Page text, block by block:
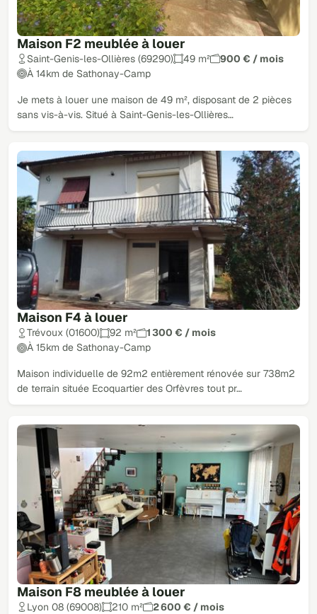
Maison F2 meublée à louer
Saint-Genis-les-Ollières (69290) 49 m²
900 € / mois
À 14km de Sathonay-Camp
Je mets à louer une maison de 49 m², disposant de 2 pièces
sans vis-à-vis. Situé à Saint-Genis-les-Ollières…
Maison F4 à louer
Trévoux (01600) 92 m²
1 300 € / mois
À 15km de Sathonay-Camp
Maison individuelle de 92m2 entièrement rénovée sur 738m2
de terrain située Ecoquartier des Orfèvres tout pr…
Maison F8 meublée à louer
Lyon 08 (69008) 210 m²
2 600 € / mois